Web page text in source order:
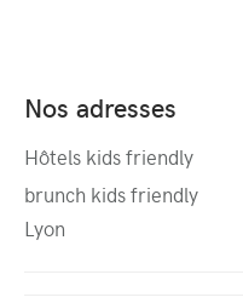
Nos adresses
Hôtels kids friendly
brunch kids friendly
Lyon